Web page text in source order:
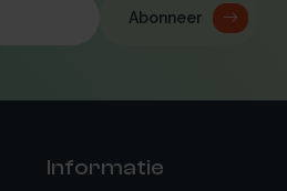
Abonneer
Informatie